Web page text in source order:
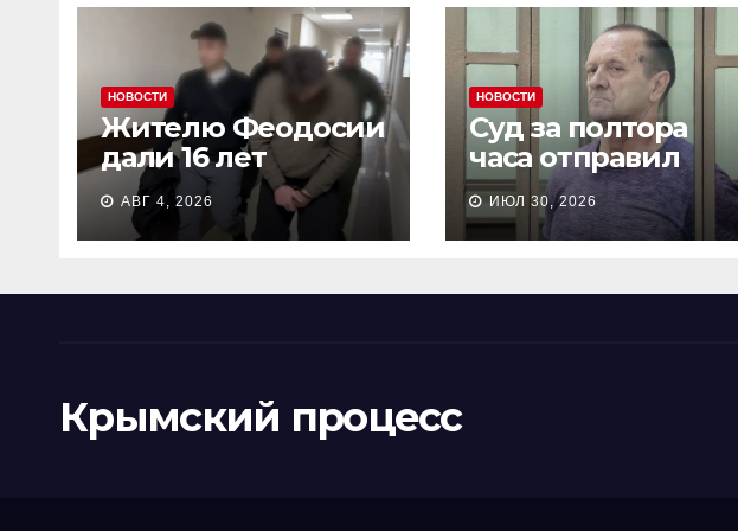
НОВОСТИ
Жителю Феодосии
дали 16 лет
колонии потому
что «являлся
противником СВО»
АВГ 4, 2026
НОВОСТИ
Суд за полтора
часа отправил
пенсионера из
Севастополя в
колонию на 18 лет
ИЮЛ 30, 2026
Крымский процесс